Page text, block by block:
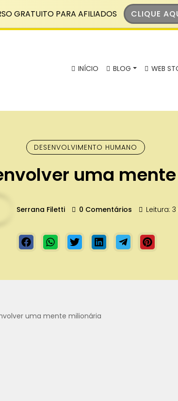
GRATUITO PARA AFILIADOS CLIQUE
INÍCIO BLOG WEB
DESENVOLVIMENTO HUMANO
uma
Serrana Filetti 0 Comentários Leitura:
uma mente milionária